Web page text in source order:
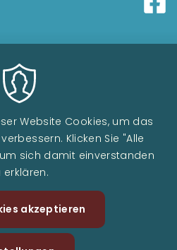
Image
Website Cookies, um das
Klicken Sie "Alle
sich damit einverstanden
erklären.
akzeptieren